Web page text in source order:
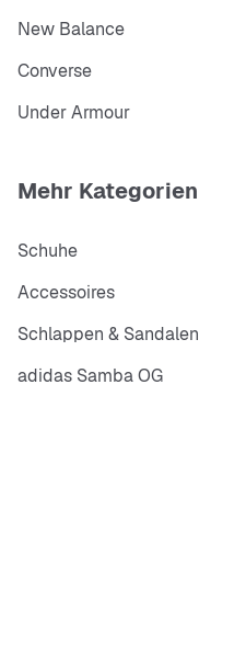
New Balance
Converse
Under Armour
Mehr Kategorien
Schuhe
Accessoires
Schlappen & Sandalen
adidas Samba OG